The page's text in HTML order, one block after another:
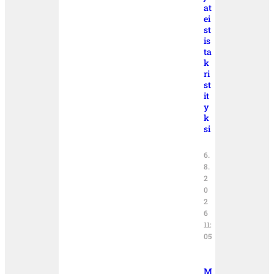
at
ei
st
is
ta
k
ri
st
it
y
k
si
6.
8.
2
0
2
6
11:
05
M